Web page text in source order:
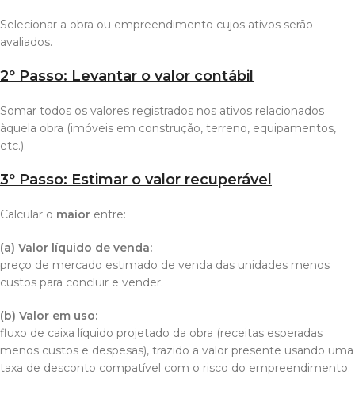
Selecionar a obra ou empreendimento cujos ativos serão
avaliados.
2º Passo: Levantar o valor contábil
Somar todos os valores registrados nos ativos relacionados
àquela obra (imóveis em construção, terreno, equipamentos,
etc.).
3º Passo: Estimar o valor recuperável
Calcular o maior entre:
(a) Valor líquido de venda:
preço de mercado estimado de venda das unidades menos
custos para concluir e vender.
(b) Valor em uso:
fluxo de caixa líquido projetado da obra (receitas esperadas
menos custos e despesas), trazido a valor presente usando uma
taxa de desconto compatível com o risco do empreendimento.